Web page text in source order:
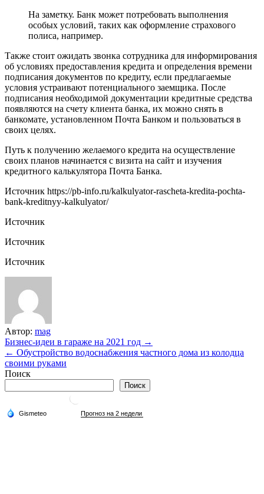
На заметку. Банк может потребовать выполнения
особых условий, таких как оформление страхового
полиса, например.
Также стоит ожидать звонка сотрудника для информирования
об условиях предоставления кредита и определения времени
подписания документов по кредиту, если предлагаемые
условия устраивают потенциального заемщика. После
подписания необходимой документации кредитные средства
появляются на счету клиента банка, их можно снять в
банкомате, установленном Почта Банком и пользоваться в
своих целях.
Путь к получению желаемого кредита на осуществление
своих планов начинается с визита на сайт и изучения
кредитного калькулятора Почта Банка.
Источник https://pb-info.ru/kalkulyator-rascheta-kredita-pochta-
bank-kreditnyy-kalkulyator/
Источник
Источник
Источник
Автор: mag
Навигация
по
записям
Бизнес-идеи в гараже на 2021 год →
← Обустройство водоснабжения частного дома из колодца
своими руками
Поиск
Поиск